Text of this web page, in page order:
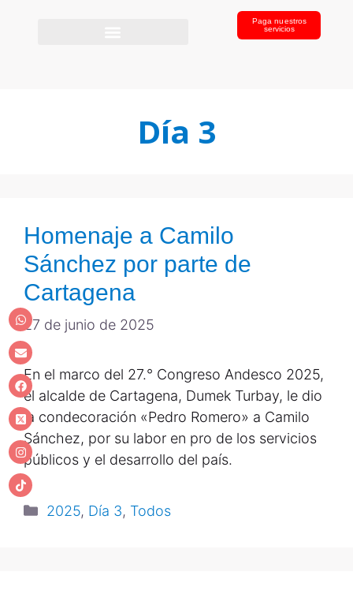
Paga nuestros
servicios
Día 3
Homenaje a Camilo
Sánchez por parte de
Cartagena
27 de junio de 2025
En el marco del 27.° Congreso Andesco 2025,
el alcalde de Cartagena, Dumek Turbay, le dio
la condecoración «Pedro Romero» a Camilo
Sánchez, por su labor en pro de los servicios
públicos y el desarrollo del país.
2025, Día 3, Todos